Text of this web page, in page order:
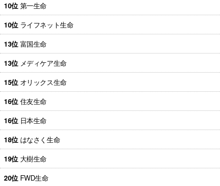
10位 第一生命
10位 ライフネット生命
13位 富国生命
13位 メディケア生命
15位 オリックス生命
16位 住友生命
16位 日本生命
18位 はなさく生命
19位 大樹生命
20位 FWD生命